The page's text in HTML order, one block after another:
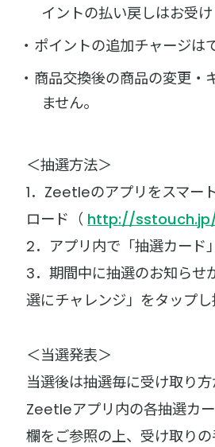
イントの払い戻しはお受け
ポイントの追加チャージは
商品交換後の商品の変更・
ません。
＜抽選方法＞
1．Zeetleのアプリをスマー
ロード（ http://
2．アプリ内で「抽選カード
3．期間中に抽選のお知らせ
選にチャレンジ」をタップ
＜当選発表＞
当選後は抽選毎に受け取り方
Zeetleアプリ内の各抽選カ
欄をご参照の上、受け取りの